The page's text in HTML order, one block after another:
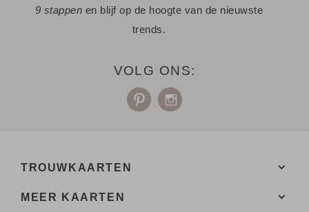
9 stappen en blijf op de hoogte van de nieuwste
trends.
VOLG ONS:
TROUWKAARTEN
MEER KAARTEN